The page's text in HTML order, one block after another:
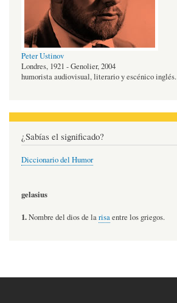
Peter Ustinov
Londres, 1921 - Genolier, 2004
humorista audiovisual, literario y escénico inglés.
¿Sabías el significado?
Diccionario del Humor
gelasius
1.Nombre del dios de larisaentre los griegos.